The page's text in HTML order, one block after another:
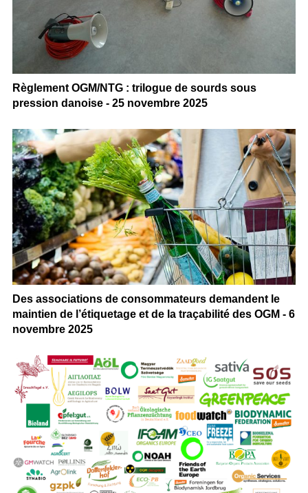
Règlement OGM/NTG : trilogue de sourds sous
pression danoise - 25 novembre 2025
Des associations de consommateurs demandent le
maintien de l’étiquetage et de la traçabilité des OGM - 6
novembre 2025